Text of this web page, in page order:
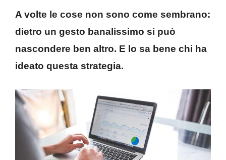
A volte le cose non sono come sembrano:
dietro un gesto banalissimo si può
nascondere ben altro. E lo sa bene chi ha
ideato questa strategia.